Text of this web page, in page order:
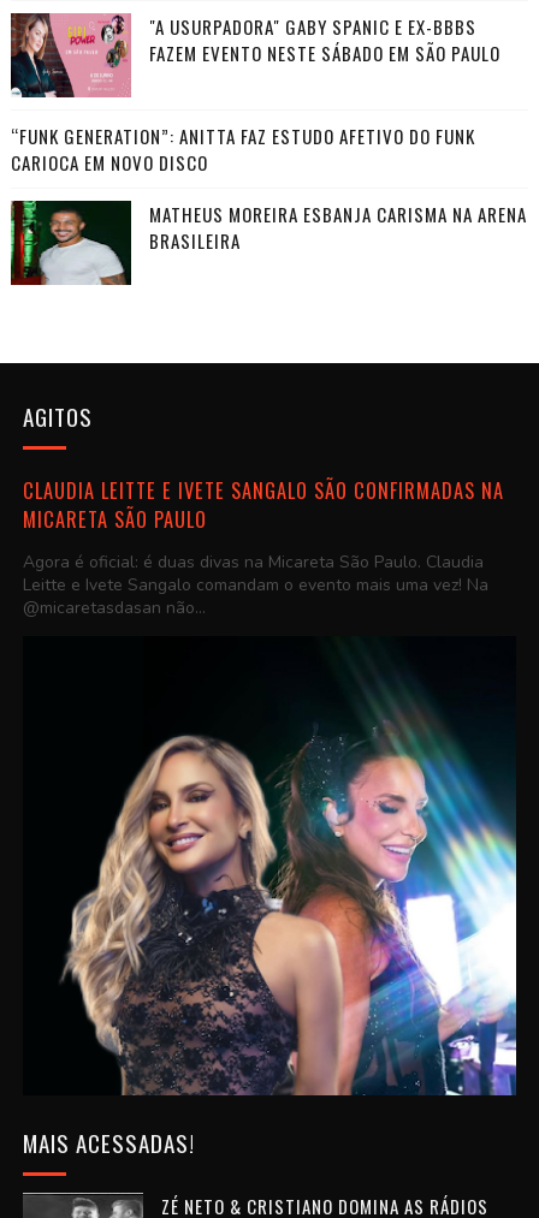
"A USURPADORA" GABY SPANIC E EX-BBBS
FAZEM EVENTO NESTE SÁBADO EM SÃO PAULO
“FUNK GENERATION”: ANITTA FAZ ESTUDO AFETIVO DO FUNK
CARIOCA EM NOVO DISCO
MATHEUS MOREIRA ESBANJA CARISMA NA ARENA
BRASILEIRA
AGITOS
CLAUDIA LEITTE E IVETE SANGALO SÃO CONFIRMADAS NA
MICARETA SÃO PAULO
Agora é oficial: é duas divas na Micareta São Paulo. Claudia
Leitte e Ivete Sangalo comandam o evento mais uma vez! Na
@micaretasdasan não...
MAIS ACESSADAS!
ZÉ NETO & CRISTIANO DOMINA AS RÁDIOS